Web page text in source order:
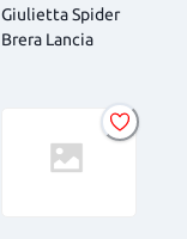
Giulietta Spider
Brera Lancia